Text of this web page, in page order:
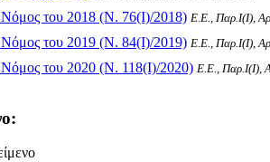
Νόμος του 2018 (Ν. 76(I)/2018) Ε.Ε., Παρ.Ι(I),
Νόμος του 2019 (Ν. 84(I)/2019) Ε.Ε., Παρ.Ι(I),
Νόμος του 2020 (Ν. 118(I)/2020) Ε.Ε., Παρ.Ι(I),